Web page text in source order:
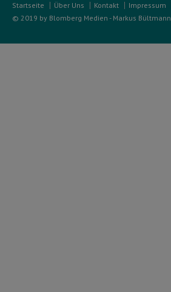
Startseite Über Uns Kontakt Impressum
© 2019 by Blomberg Medien - Markus Bültmann